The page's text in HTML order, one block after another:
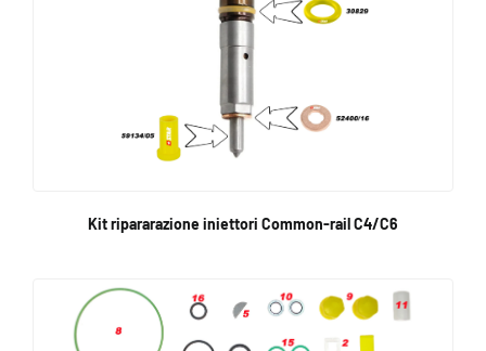
Kit ripararazione iniettori Common-rail C4/C6